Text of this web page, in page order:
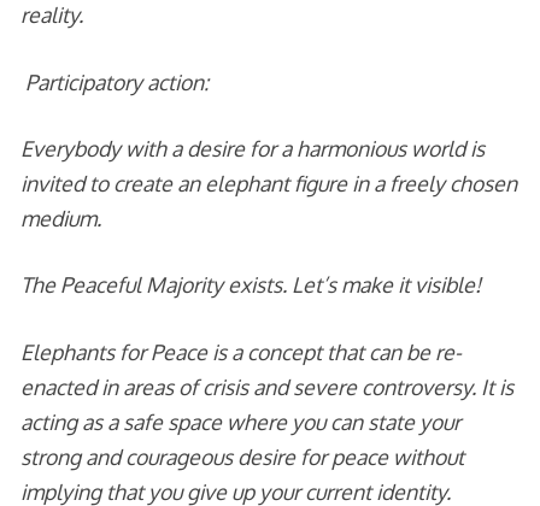
reality.
Participatory action:
Everybody with a desire for a harmonious world is
invited to create an elephant figure in a freely chosen
medium.
The Peaceful Majority exists. Let’s make it visible!
Elephants for Peace is a concept that can be re-
enacted in areas of crisis and severe controversy. It is
acting as a safe space where you can state your
strong and courageous desire for peace without
implying that you give up your current identity.